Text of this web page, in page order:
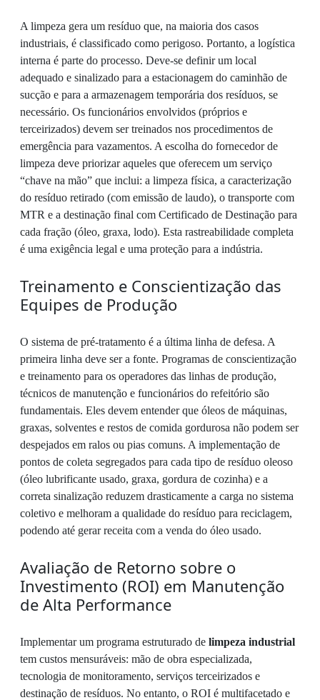
A limpeza gera um resíduo que, na maioria dos casos
industriais, é classificado como perigoso. Portanto, a logística
interna é parte do processo. Deve-se definir um local
adequado e sinalizado para a estacionagem do caminhão de
sucção e para a armazenagem temporária dos resíduos, se
necessário. Os funcionários envolvidos (próprios e
terceirizados) devem ser treinados nos procedimentos de
emergência para vazamentos. A escolha do fornecedor de
limpeza deve priorizar aqueles que oferecem um serviço
“chave na mão” que inclui: a limpeza física, a caracterização
do resíduo retirado (com emissão de laudo), o transporte com
MTR e a destinação final com Certificado de Destinação para
cada fração (óleo, graxa, lodo). Esta rastreabilidade completa
é uma exigência legal e uma proteção para a indústria.
Treinamento e Conscientização das
Equipes de Produção
O sistema de pré-tratamento é a última linha de defesa. A
primeira linha deve ser a fonte. Programas de conscientização
e treinamento para os operadores das linhas de produção,
técnicos de manutenção e funcionários do refeitório são
fundamentais. Eles devem entender que óleos de máquinas,
graxas, solventes e restos de comida gordurosa não podem ser
despejados em ralos ou pias comuns. A implementação de
pontos de coleta segregados para cada tipo de resíduo oleoso
(óleo lubrificante usado, graxa, gordura de cozinha) e a
correta sinalização reduzem drasticamente a carga no sistema
coletivo e melhoram a qualidade do resíduo para reciclagem,
podendo até gerar receita com a venda do óleo usado.
Avaliação de Retorno sobre o
Investimento (ROI) em Manutenção
de Alta Performance
Implementar um programa estruturado de limpeza industrial
tem custos mensuráveis: mão de obra especializada,
tecnologia de monitoramento, serviços terceirizados e
destinação de resíduos. No entanto, o ROI é multifacetado e